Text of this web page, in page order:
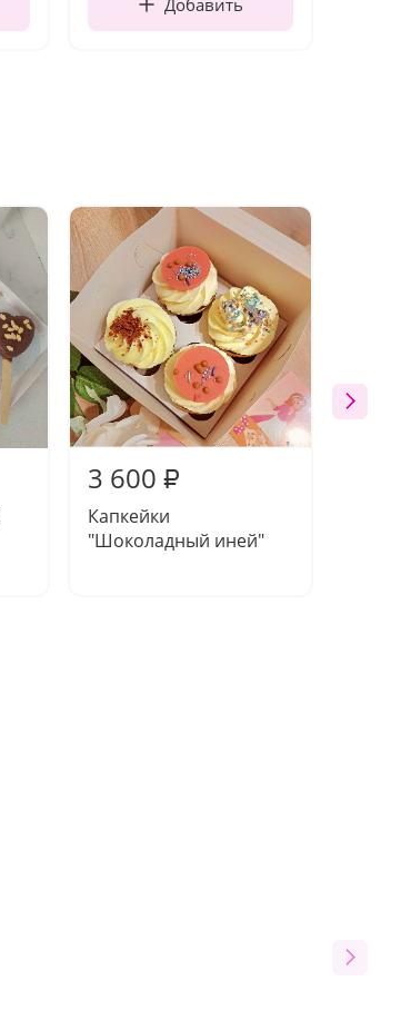
Добавить
3 600 ₽
Капкейки
"Шоколадный иней"